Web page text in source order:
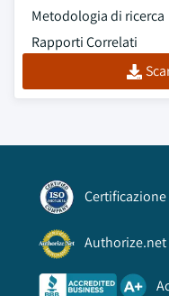
Metodologia di ricerca
Rapporti Correlati
Certificazione
Authorize.net